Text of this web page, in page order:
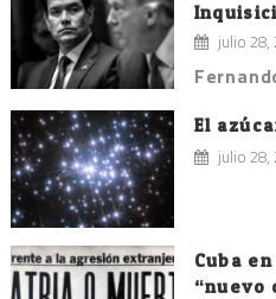
julio 28,
El
julio 28,
Cuba
“nuevo